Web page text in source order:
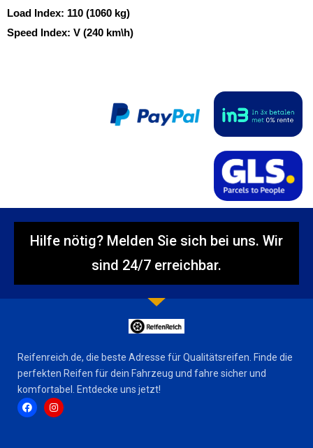
Load Index: 110 (1060 kg)
Speed Index: V (240 km\h)
Hilfe nötig? Melden Sie sich bei uns. Wir
sind 24/7 erreichbar.
Reifenreich.de, die beste Adresse für Qualitätsreifen. Finde die
perfekten Reifen für dein Fahrzeug und fahre sicher und
komfortabel. Entdecke uns jetzt!